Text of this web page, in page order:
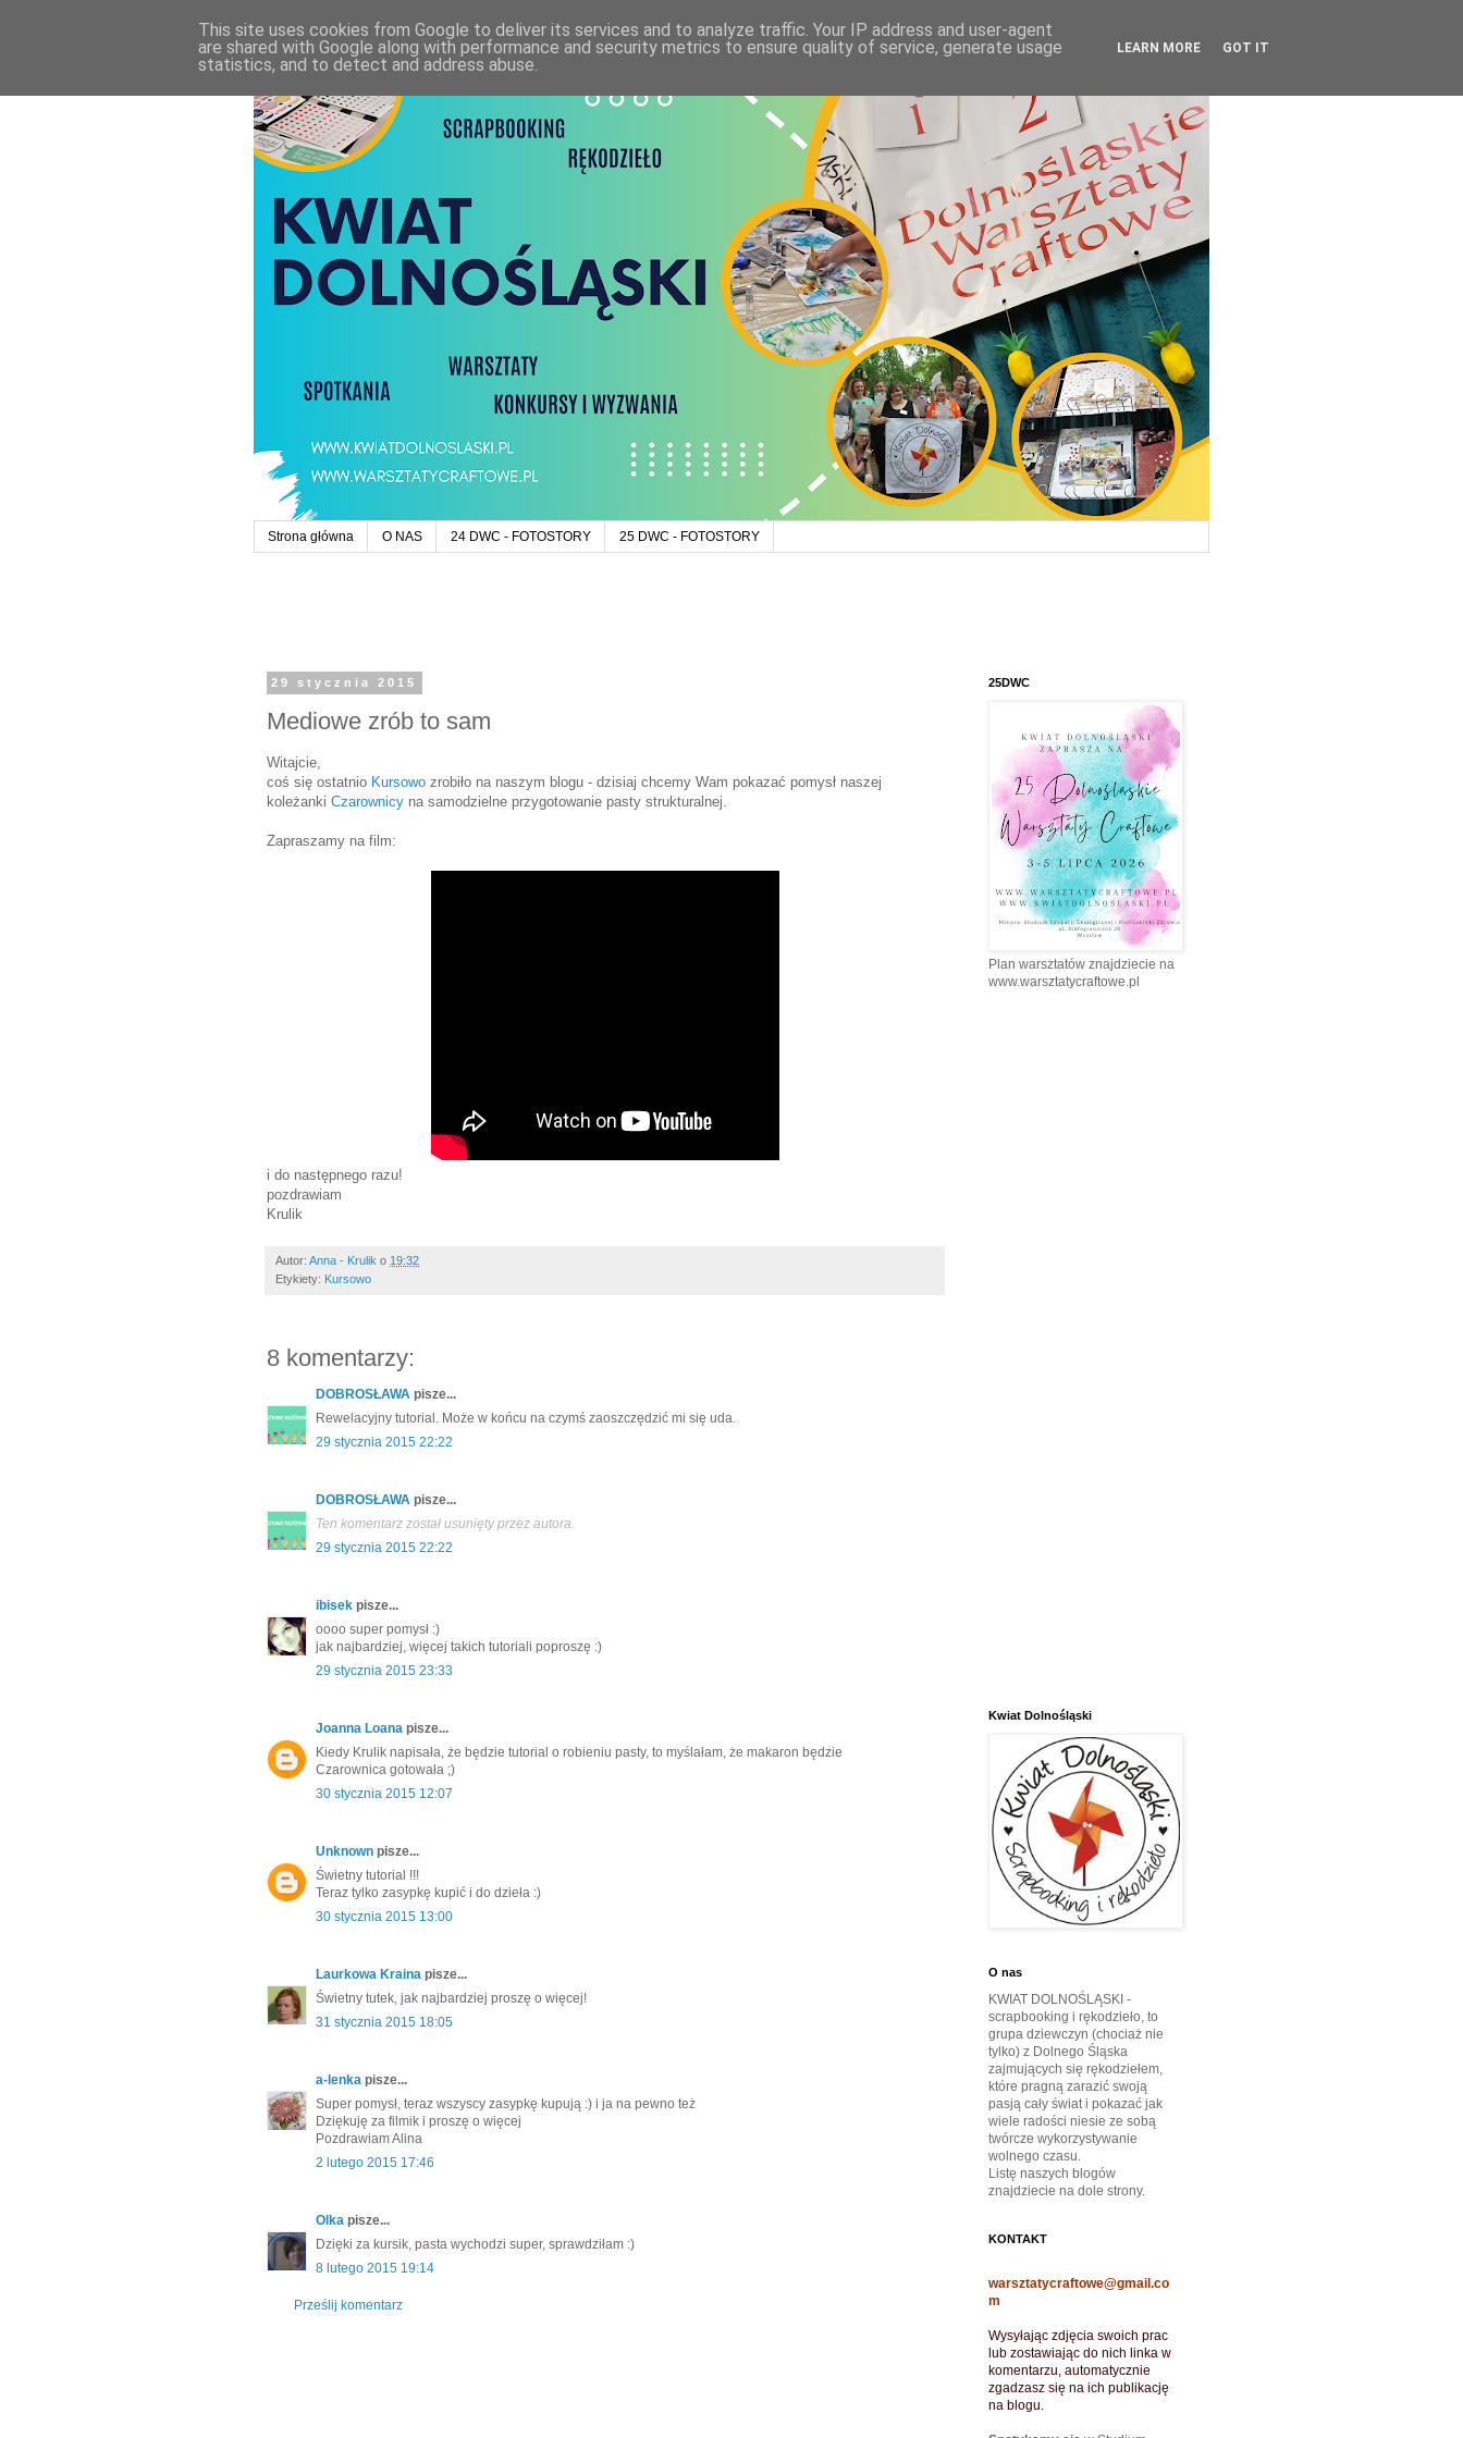
Strona główna O NAS 24 DWC - FOTOSTORY 25 DWC - FOTOSTORY
29 stycznia 2015
Mediowe zrób to sam
Witajcie,
coś się ostatnio Kursowo zrobiło na naszym blogu - dzisiaj chcemy Wam pokazać pomysł naszej
koleżanki Czarownicy na samodzielne przygotowanie pasty strukturalnej.
Zapraszamy na film:
i do następnego razu!
pozdrawiam
Krulik
Autor: Anna - Krulik o 19:32
Etykiety: Kursowo
8 komentarzy:
DOBROSŁAWA pisze...
Rewelacyjny tutorial. Może w końcu na czymś zaoszczędzić mi się uda.
29 stycznia 2015 22:22
DOBROSŁAWA pisze...
Ten komentarz został usunięty przez autora.
29 stycznia 2015 22:22
ibisek pisze...
oooo super pomysł :)
jak najbardziej, więcej takich tutoriali poproszę :)
29 stycznia 2015 23:33
Joanna Loana pisze...
Kiedy Krulik napisała, że będzie tutorial o robieniu pasty, to myślałam, że makaron będzie
Czarownica gotowała ;)
30 stycznia 2015 12:07
Unknown pisze...
Świetny tutorial !!!
Teraz tylko zasypkę kupić i do dzieła :)
30 stycznia 2015 13:00
Laurkowa Kraina pisze...
Świetny tutek, jak najbardziej proszę o więcej!
31 stycznia 2015 18:05
a-lenka pisze...
Super pomysł, teraz wszyscy zasypkę kupują :) i ja na pewno też
Dziękuję za filmik i proszę o więcej
Pozdrawiam Alina
2 lutego 2015 17:46
Olka pisze...
Dzięki za kursik, pasta wychodzi super, sprawdziłam :)
8 lutego 2015 19:14
Prześlij komentarz
25DWC
Plan warsztatów znajdziecie na
www.warsztatycraftowe.pl
Kwiat Dolnośląski
O nas
KWIAT DOLNOŚLĄSKI -
scrapbooking i rękodzieło, to
grupa dziewczyn (chociaż nie
tylko) z Dolnego Śląska
zajmujących się rękodziełem,
które pragną zarazić swoją
pasją cały świat i pokazać jak
wiele radości niesie ze sobą
twórcze wykorzystywanie
wolnego czasu.
Listę naszych blogów
znajdziecie na dole strony.
KONTAKT
warsztatycraftowe@gmail.co
m
Wysyłając zdjęcia swoich prac
lub zostawiając do nich linka w
komentarzu, automatycznie
zgadzasz się na ich publikację
na blogu.
This site uses cookies from Google to deliver its services and to analyze traffic. Your IP address and user-agent
are shared with Google along with performance and security metrics to ensure quality of service, generate usage
statistics, and to detect and address abuse.
LEARN MORE GOT IT